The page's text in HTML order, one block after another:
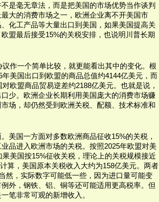
是毫无章法，而是把美国的市场优势当作谈判
大的消费市场之一，欧洲企业离不开美国市
化工产品等大量出口到美国，如果美国提高关
盟最后接受15%的关税安排，也说明川普长期
作一个简单比较，就更能看出其中的变化。根
美国出口到欧盟的商品总值约4144亿美元，而
欧盟商品贸易逆差约2188亿美元。也就是说，
少。欧洲企业长期利用美国庞大的消费市场赚
场，却仍然受到欧洲关税、配额、技术标准和
美国一方面对多数欧洲商品征收15%的关税，
品进入欧洲市场的关税。按照2025年欧盟对美
美国按15%征收关税，理论上的关税规模接近
算，美国原本关税收入大约为158亿美元。两者
然，实际数字可能低一些，因为进口量可能变
外，钢铁、铝、铜等还可能适用更高税率。但
笔非常可观的新增收入。